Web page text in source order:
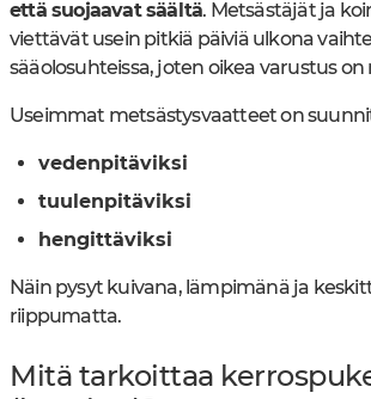
että suojaavat säältä. Metsästäjät ja
viettävät usein pitkiä päiviä ulkona
sääolosuhteissa, joten oikea varustus on
Useimmat metsästysvaatteet on
vedenpitäviksi
tuulenpitäviksi
hengittäviksi
Näin pysyt kuivana, lämpimänä ja
riippumatta.
Mitä tarkoittaa